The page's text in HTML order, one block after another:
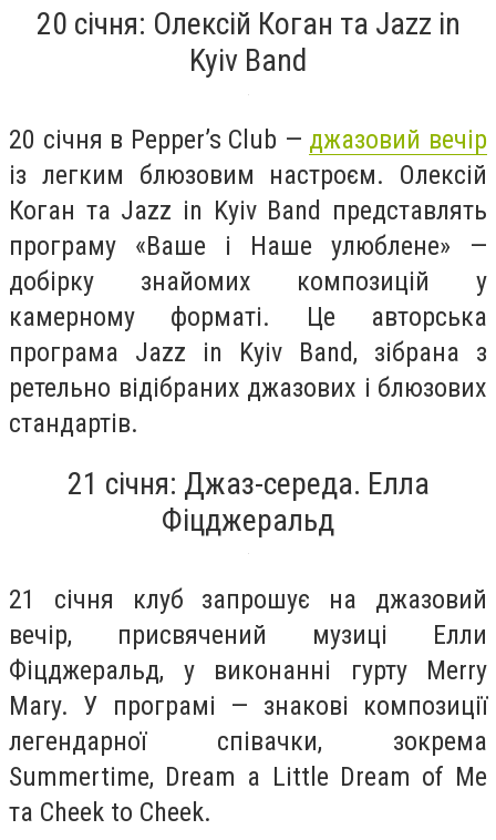
20 січня: Олексій Коган та Jazz in
Kyiv Band
20 січня в Pepper’s Club — джазовий вечір
із легким блюзовим настроєм. Олексій
Коган та Jazz in Kyiv Band представлять
програму «Ваше і Наше улюблене» —
добірку знайомих композицій у
камерному форматі. Це авторська
програма Jazz in Kyiv Band, зібрана з
ретельно відібраних джазових і блюзових
стандартів.
21 січня: Джаз-середа. Елла
Фіцджеральд
21 січня клуб запрошує на джазовий
вечір, присвячений музиці Елли
Фіцджеральд, у виконанні гурту Merry
Mary. У програмі — знакові композиції
легендарної співачки, зокрема
Summertime, Dream a Little Dream of Me
та Cheek to Cheek.